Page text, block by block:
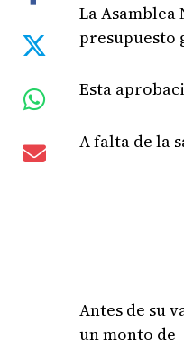
La
presupuesto
Esta
A falta de la
Antes de su
un monto de